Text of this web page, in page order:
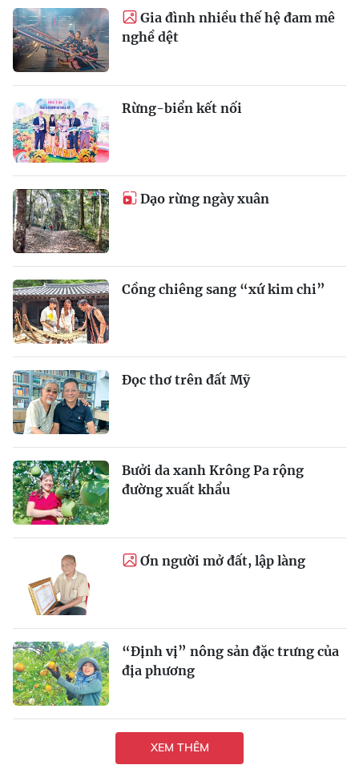
Gia đình nhiều thế hệ đam mê
nghề dệt
Rừng-biển kết nối
Dạo rừng ngày xuân
Cồng chiêng sang “xứ kim chi”
Đọc thơ trên đất Mỹ
Bưởi da xanh Krông Pa rộng
đường xuất khẩu
Ơn người mở đất, lập làng
“Định vị” nông sản đặc trưng của
địa phương
XEM THÊM